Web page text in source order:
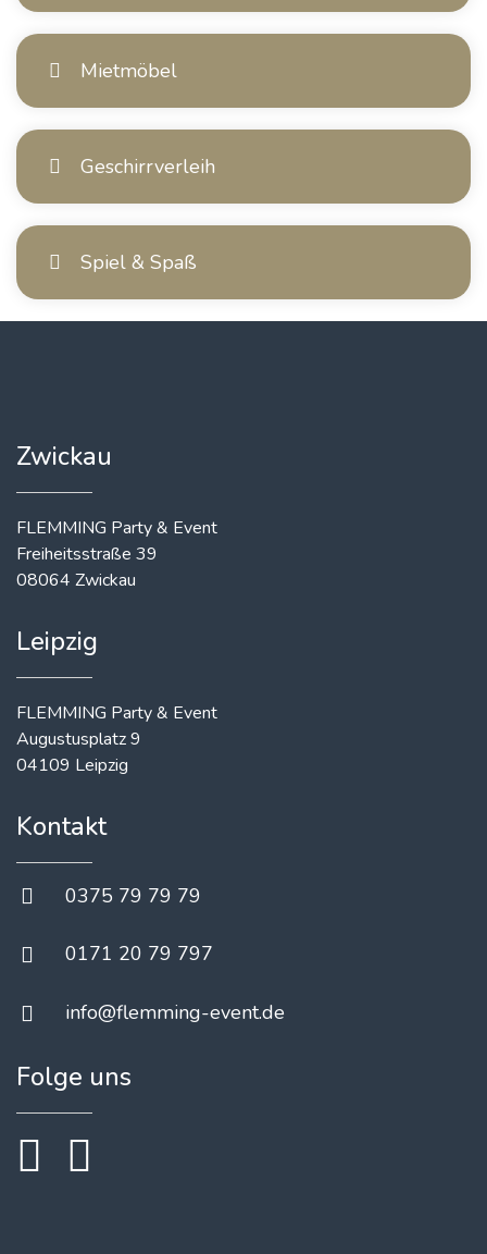
Mietmöbel
Geschirrverleih
Spiel & Spaß
Zwickau
FLEMMING Party & Event
Freiheitsstraße 39
08064 Zwickau
Leipzig
FLEMMING Party & Event
Augustusplatz 9
04109 Leipzig
Kontakt
0375 79 79 79
0171 20 79 797
info@flemming-event.de
Folge uns